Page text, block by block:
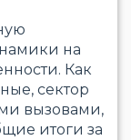
на
Как
сектор
вызовами,
итоги за